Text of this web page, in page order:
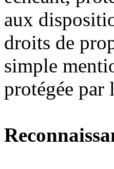
aux
droits de
simple
protégée par